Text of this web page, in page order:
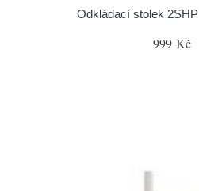
Odkládací stolek
999 Kč